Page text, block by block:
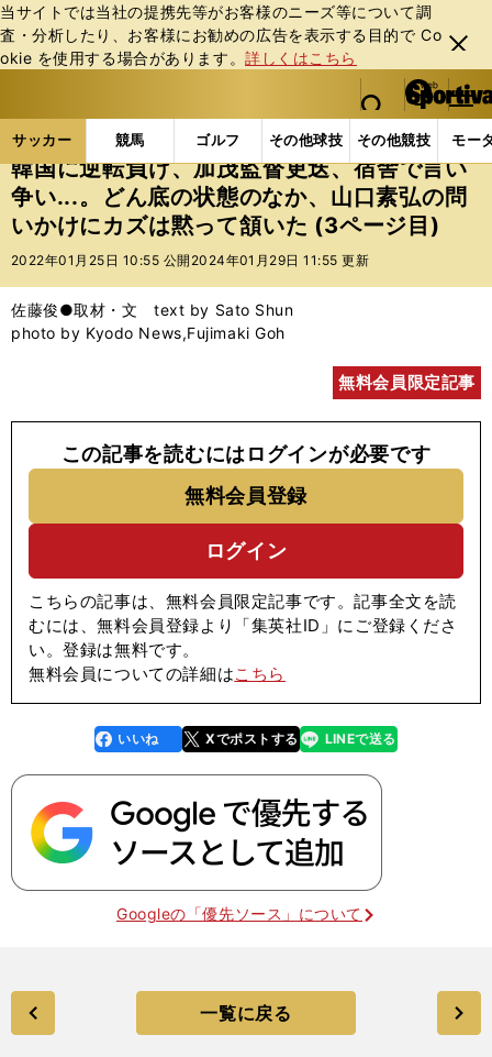
当サイトでは当社の提携先等がお客様のニーズ等について調
査・分析したり、お客様にお勧めの広告を表⽰する⽬的で Co
okie を使⽤する場合があります。詳しくはこちら
閉じ
る
web Sportiva (webスポルティーバ)
検索
マイペ
ー
ジ
メニュ
サッカー 競馬 ゴルフ その他球技 その他競技 モー
ス
ポ
ル
テ
ー
バ
サッカーの記事一覧 サッカー代表 日本代表 韓
韓国に逆転負け、加茂監督更迭、宿舎で言い
争い...。どん底の状態のなか、山口素弘の問
いかけにカズは黙って頷いた (3ページ目)
2022年01月25日 10:55 公開 2024年01月29日 11:55 更新
佐藤俊●取材・文 text by Sato Shun
photo by Kyodo News,Fujimaki Goh
無料会員限定記事
この記事を読むにはログインが必要です
無料会員登録
ログイン
こちらの記事は、無料会員限定記事です。記事全文を読
むには、無料会員登録より「集英社ID」にご登録くださ
い。登録は無料です。
無料会員についての詳細はこちら
faceboo
k
いいね Xでポストする
line LINEで送る
Googleの「優先ソース」について
一覧に戻る